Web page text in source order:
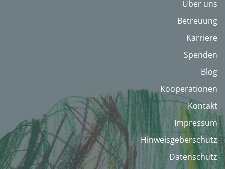
Über uns
Betreuung
Karriere
Spenden
Blog
Kooperationen
Kontakt
Impressum
Hinweisgeberschutz
Datenschutz